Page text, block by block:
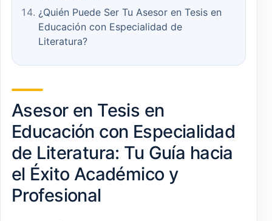
¿Quién Puede Ser Tu Asesor en Tesis en
Educación con Especialidad de
Literatura?
Asesor en Tesis en
Educación con Especialidad
de Literatura: Tu Guía hacia
el Éxito Académico y
Profesional